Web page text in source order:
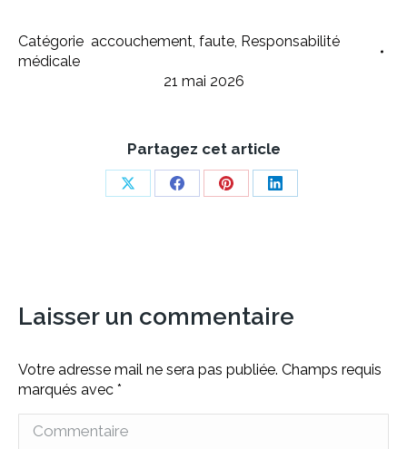
Catégorie accouchement, faute, Responsabilité
médicale
21 mai 2026
Partagez cet article
Share
Share
Share
Share
Laisser un commentaire
Votre adresse mail ne sera pas publiée. Champs requis
marqués avec *
Commentaire